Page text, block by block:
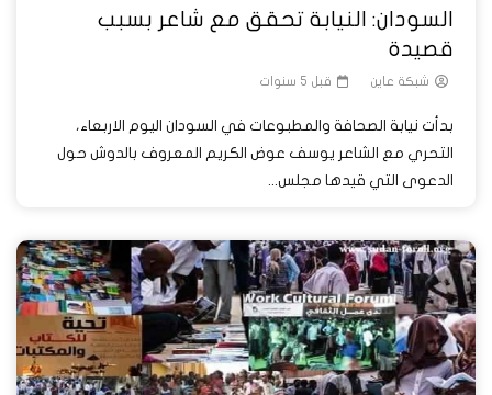
السودان: النيابة تحقق مع شاعر بسبب
قصيدة
شبكة عاين قبل 5 سنوات
بدأت نيابة الصحافة والمطبوعات في السودان اليوم الاربعاء،
التحري مع الشاعر يوسف عوض الكريم المعروف بالدوش حول
الدعوى التي قيدها مجلس...